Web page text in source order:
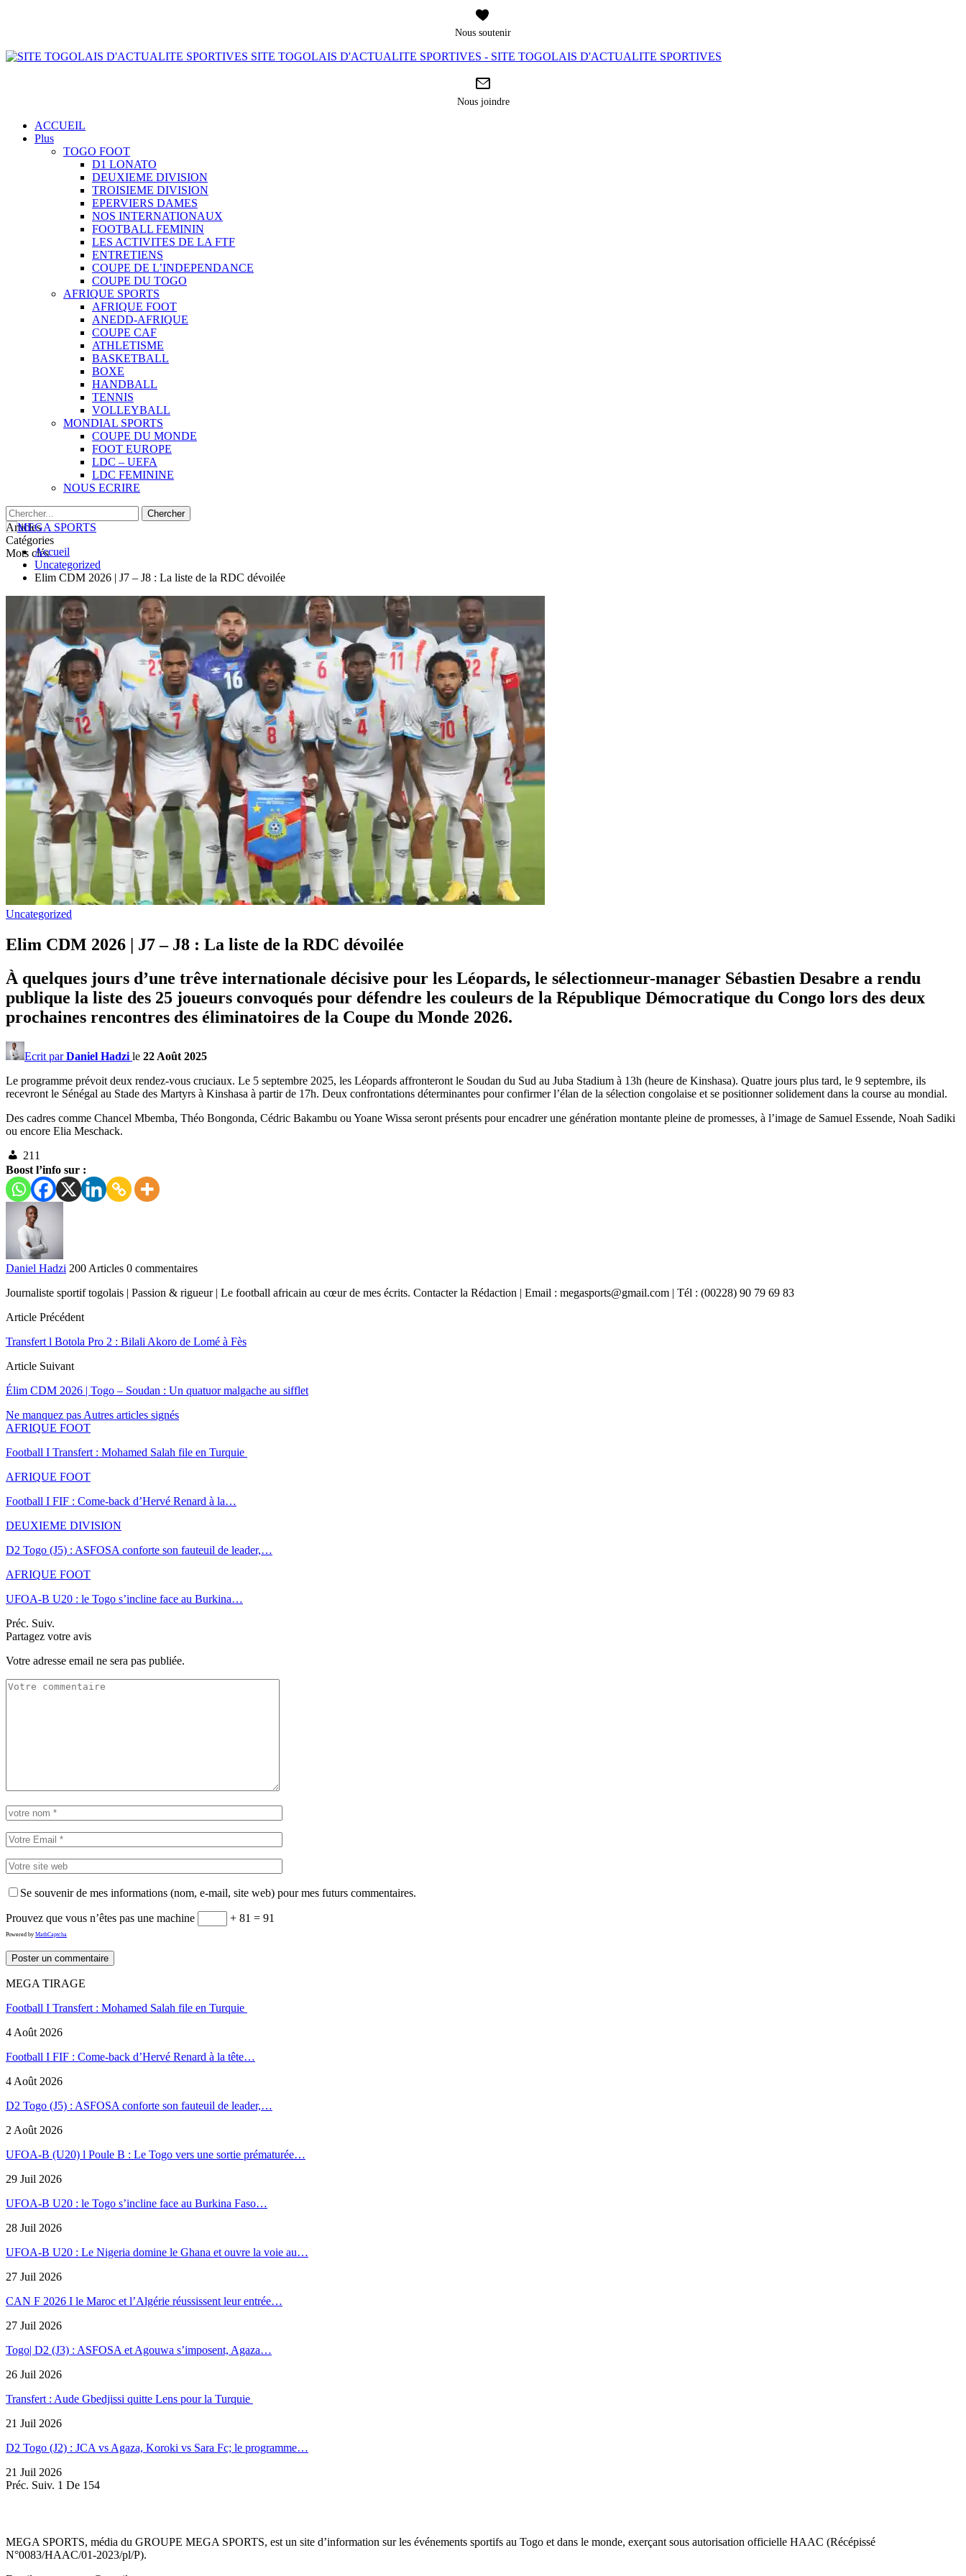
Nous soutenir
SITE TOGOLAIS D'ACTUALITE SPORTIVES - SITE TOGOLAIS D'ACTUALITE SPORTIVES
Nous joindre
ACCUEIL
Plus
TOGO FOOT
D1 LONATO
DEUXIEME DIVISION
TROISIEME DIVISION
EPERVIERS DAMES
NOS INTERNATIONAUX
FOOTBALL FEMININ
LES ACTIVITES DE LA FTF
ENTRETIENS
COUPE DE L’INDEPENDANCE
COUPE DU TOGO
AFRIQUE SPORTS
AFRIQUE FOOT
ANEDD-AFRIQUE
COUPE CAF
ATHLETISME
BASKETBALL
BOXE
HANDBALL
TENNIS
VOLLEYBALL
MONDIAL SPORTS
COUPE DU MONDE
FOOT EUROPE
LDC – UEFA
LDC FEMININE
NOUS ECRIRE
Articles
Catégories
Mots clésAccueil
Uncategorized
Elim CDM 2026 | J7 – J8 : La liste de la RDC dévoilée
Uncategorized
Elim CDM 2026 | J7 – J8 : La liste de la RDC dévoilée
À quelques jours d’une trêve internationale décisive pour les Léopards, le sélectionneur-manager Sébastien Desabre a rendu
publique la liste des 25 joueurs convoqués pour défendre les couleurs de la République Démocratique du Congo lors des deux
prochaines rencontres des éliminatoires de la Coupe du Monde 2026.
Ecrit parDaniel Hadzi le 22 Août 2025
Le programme prévoit deux rendez-vous cruciaux. Le 5 septembre 2025, les Léopards affronteront le Soudan du Sud au Juba Stadium à 13h (heure de Kinshasa). Quatre jours plus tard, le 9 septembre, ils
recevront le Sénégal au Stade des Martyrs à Kinshasa à partir de 17h. Deux confrontations déterminantes pour confirmer l’élan de la sélection congolaise et se positionner solidement dans la course au mondial.
Des cadres comme Chancel Mbemba, Théo Bongonda, Cédric Bakambu ou Yoane Wissa seront présents pour encadrer une génération montante pleine de promesses, à l’image de Samuel Essende, Noah Sadiki
ou encore Elia Meschack.
211
Boost l’info sur :
Daniel Hadzi 200 Articles 0 commentaires
Journaliste sportif togolais | Passion & rigueur | Le football africain au cœur de mes écrits. Contacter la Rédaction | Email : megasports@gmail.com | Tél : (00228) 90 79 69 83
Article Précédent
Transfert l Botola Pro 2 : Bilali Akoro de Lomé à Fès
Article Suivant
Élim CDM 2026 | Togo – Soudan : Un quatuor malgache au sifflet
Ne manquez pas Autres articles signés
AFRIQUE FOOT
Football I Transfert : Mohamed Salah file en Turquie
AFRIQUE FOOT
Football I FIF : Come-back d’Hervé Renard à la…
DEUXIEME DIVISION
D2 Togo (J5) : ASFOSA conforte son fauteuil de leader,…
AFRIQUE FOOT
UFOA-B U20 : le Togo s’incline face au Burkina…
Préc. Suiv.
Partagez votre avis
Votre adresse email ne sera pas publiée.
Se souvenir de mes informations (nom, e-mail, site web) pour mes futurs commentaires.
Prouvez que vous n’êtes pas une machine + 81 = 91
Powered by MathCaptcha
MEGA TIRAGE
Football I Transfert : Mohamed Salah file en Turquie
4 Août 2026
Football I FIF : Come-back d’Hervé Renard à la tête…
4 Août 2026
D2 Togo (J5) : ASFOSA conforte son fauteuil de leader,…
2 Août 2026
UFOA-B (U20) l Poule B : Le Togo vers une sortie prématurée…
29 Juil 2026
UFOA-B U20 : le Togo s’incline face au Burkina Faso…
28 Juil 2026
UFOA-B U20 : Le Nigeria domine le Ghana et ouvre la voie au…
27 Juil 2026
CAN F 2026 I le Maroc et l’Algérie réussissent leur entrée…
27 Juil 2026
Togo| D2 (J3) : ASFOSA et Agouwa s’imposent, Agaza…
26 Juil 2026
Transfert : Aude Gbedjissi quitte Lens pour la Turquie
21 Juil 2026
D2 Togo (J2) : JCA vs Agaza, Koroki vs Sara Fc; le programme…
21 Juil 2026
Préc. Suiv. 1 De 154
MEGA SPORTS, média du GROUPE MEGA SPORTS, est un site d’information sur les événements sportifs au Togo et dans le monde, exerçant sous autorisation officielle HAAC (Récépissé
N°0083/HAAC/01-2023/pl/P).